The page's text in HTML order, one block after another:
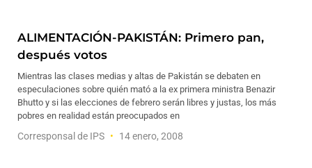
ALIMENTACIÓN-PAKISTÁN: Primero pan,
después votos
Mientras las clases medias y altas de Pakistán se debaten en
especulaciones sobre quién mató a la ex primera ministra Benazir
Bhutto y si las elecciones de febrero serán libres y justas, los más
pobres en realidad están preocupados en
Corresponsal de IPS 14 enero, 2008